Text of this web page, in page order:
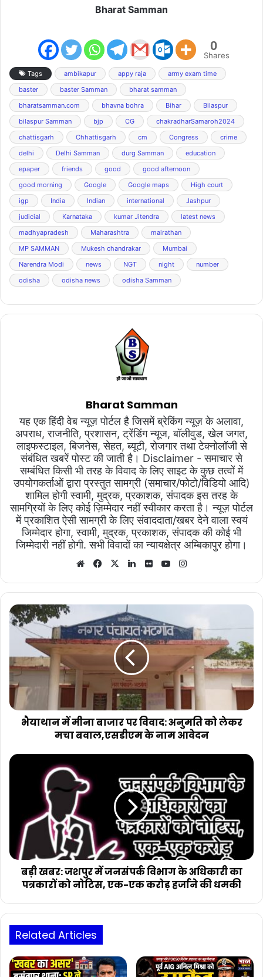
Bharat Samman
0
Shares
Tags ambikapur appy raja
army exam time
baster
baster Samman
bharat samman
bharatsamman.com
bhavna bohra Bihar
Bilaspur
bilaspur Samman
bjp CG
chakradharSamaroh2024
chattisgarh
Chhattisgarh cm Congress
crime
delhi
Delhi Samman durg Samman
education
epaper
friends good
good afternoon
good morning
Google Google maps
High court
igp
India Indian international
Jashpur
judicial
Karnataka kumar Jitendra
latest news
madhyapradesh
Maharashtra
mairathan
MP SAMMAN
Mukesh chandrakar
Mumbai
Narendra Modi
news NGT night
number
odisha
odisha news odisha Samman
Bharat Samman
यह एक हिंदी वेब न्यूज़ पोर्टल है जिसमें ब्रेकिंग न्यूज़ के अलावा,
अपराध, राजनीति, प्रशासन, ट्रेंडिंग न्यूज, बॉलीवुड, खेल जगत,
लाइफस्टाइल, बिजनेस, सेहत, ब्यूटी, रोजगार तथा टेक्नोलॉजी से
संबंधित खबरें पोस्ट की जाती है। Disclaimer - समाचार से
सम्बंधित किसी भी तरह के विवाद के लिए साइट के कुछ तत्वों में
उपयोगकर्ताओं द्वारा प्रस्तुत सामग्री (समाचार/फोटो/विडियो आदि)
शामिल होगी स्वामी, मुद्रक, प्रकाशक, संपादक इस तरह के
सामग्रियों के लिए कोई ज़िम्मेदार नहीं स्वीकार करता है। न्यूज़ पोर्टल
में प्रकाशित ऐसी सामग्री के लिए संवाददाता/खबर देने वाला स्वयं
जिम्मेदार होगा, स्वामी, मुद्रक, प्रकाशक, संपादक की कोई भी
जिम्मेदारी नहीं होगी. सभी विवादों का न्यायक्षेत्र अम्बिकापुर होगा।
WebsiteFacebook
X LinkedIn
Flickr YouTube
भैयाथान
में
मीना
बाजार
पर
विवाद:
अनुमति
को
लेकर
मचा
बवाल,एसडीएम
नाम
भैयाथान में मीना बाजार पर विवाद: अनुमति को लेकर
मचा बवाल,एसडीएम के नाम आवेदन
बड़ी
जनसंपर्क
विभाग
अधिकारी
का
पत्रकारों
एक-
करोड़
हर्जाने
की
धमकी
बड़ी खबर: जशपुर में जनसंपर्क विभाग के अधिकारी का
पत्रकारों को नोटिस, एक-एक करोड़ हर्जाने की धमकी
Related Articles